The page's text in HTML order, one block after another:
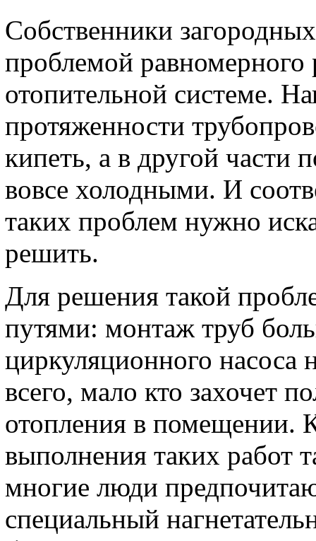
Собственники
проблемой равномерного
отопительной системе.
протяженности
кипеть, а в другой части
вовсе холодными. И
таких проблем нужно
решить.
Для решения такой
путями: монтаж труб
циркуляционного
всего, мало кто захочет
отопления в помещении.
выполнения таких работ
многие люди
специальный